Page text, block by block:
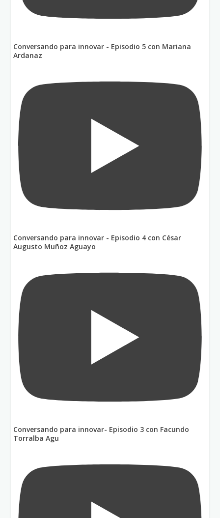
Conversando para innovar - Episodio 5 con Mariana
Ardanaz
Conversando para innovar - Episodio 4 con César
Augusto Muñoz Aguayo
Conversando para innovar- Episodio 3 con Facundo
Torralba Agu